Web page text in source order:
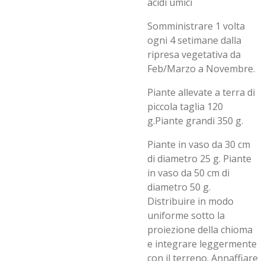
Somministrare 1 volta
ogni 4 setimane dalla
ripresa vegetativa da
Feb/Marzo a Novembre.
Piante allevate a terra di
piccola taglia 120
g.Piante grandi 350 g.
Piante in vaso da 30 cm
di diametro 25 g. Piante
in vaso da 50 cm di
diametro 50 g.
Distribuire in modo
uniforme sotto la
proiezione della chioma
e integrare leggermente
con il terreno. Annaffiare